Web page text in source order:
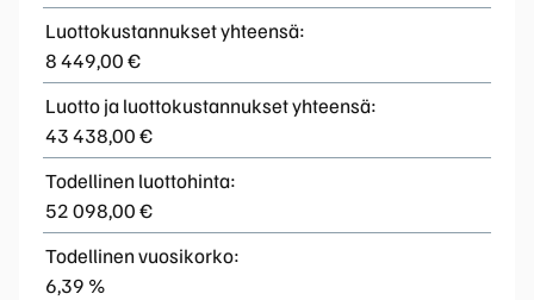
Luottokustannukset yhteensä:
8 449,00 €
Luotto ja luottokustannukset yhteensä:
43 438,00 €
Todellinen luottohinta:
52 098,00 €
Todellinen vuosikorko:
6,39 %